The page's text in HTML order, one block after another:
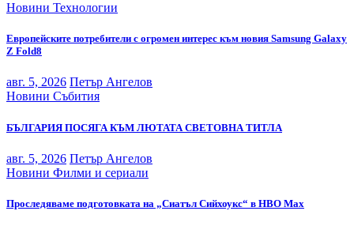
Новини Технологии
Европейските потребители с огромен интерес към новия Samsung Galaxy
Z Fold8
авг. 5, 2026 Петър Ангелов
Новини Събития
БЪЛГАРИЯ ПОСЯГА КЪМ ЛЮТАТА СВЕТОВНА ТИТЛА
авг. 5, 2026 Петър Ангелов
Новини Филми и сериали
Проследяваме подготовката на „Сиатъл Сийхоукс“ в HBO Max